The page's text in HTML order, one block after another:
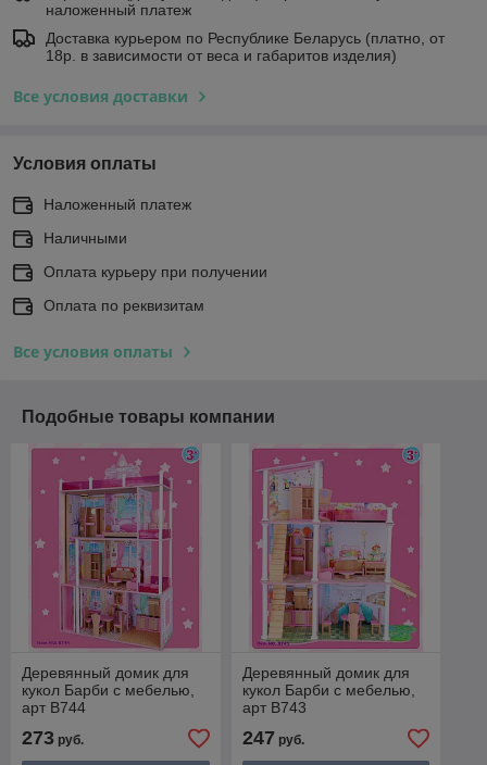
наложенный платеж
Доставка курьером по Республике Беларусь (платно, от
18р. в зависимости от веса и габаритов изделия)
Все условия доставки
Условия оплаты
Наложенный платеж
Наличными
Оплата курьеру при получении
Оплата по реквизитам
Все условия оплаты
Подобные товары компании
Деревянный домик для
кукол Барби с мебелью,
арт B744
273 руб.
Деревянный домик для
кукол Барби с мебелью,
арт B743
247 руб.